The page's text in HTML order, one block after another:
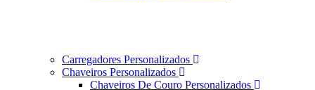
Carregadores Personalizados
Chaveiros Personalizados
Chaveiros De Couro Personalizados